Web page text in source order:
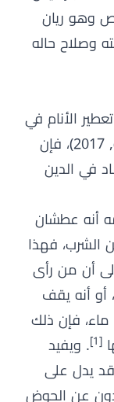
وهو ريان
وصلاح حاله
الأنام في
تفسير الأحلام (وكالة الصحافة العربية, 2017)، فإن
في الدين
أنه عطشان
الشرب، فهذا
أن من رأى
أو أنه يقف
ماء، فإن ذلك
[1] . ويفيد
يدل على
عن الحوض